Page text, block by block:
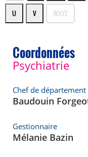
U V WXYZ
Coordonnées
Psychiatrie
Chef de département
Baudouin
Gestionnaire
Mélanie Bazin